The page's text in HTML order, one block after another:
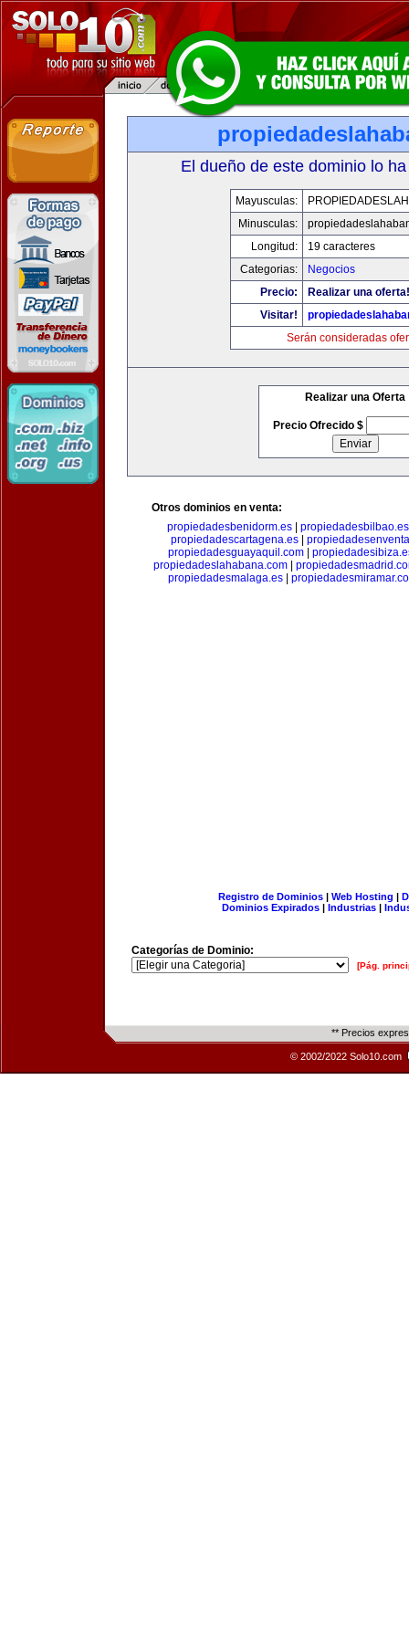
El dueño de este dominio lo
Mayusculas:
Minusculas:
Longitud:
19 caracteres
Categorias:
Negocios
Precio:
Realizar una oferta!
Visitar!
Serán consideradas
Realizar una Oferta
Precio Ofrecido $
Otros dominios en venta:
propiedadesbenidorm.es
propiedadesbilbao.es
propiedadescartagena.es|
propiedadesguayaquil.com
propiedadeslahabana.com|
propiedadesmalaga.es|
Registro de Dominios| Web Hosting |
Dominios Expirados | Industrias |
Categorías de Dominio:
[Pág.
** Precios
© 2002/2022 Solo10.com